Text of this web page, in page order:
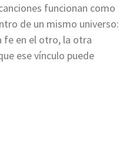
funcionan como
de un mismo universo:
fe en el otro, la otra
ese vínculo puede